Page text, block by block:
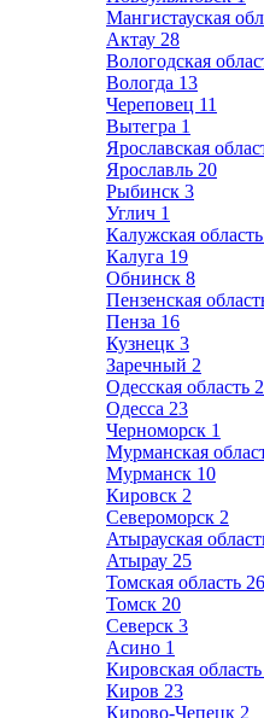
Мангистауская
Актау 28
Вологодская
Вологда 13
Череповец 11
Вытегра 1
Ярославская
Ярославль 20
Рыбинск 3
Углич 1
Калужская область
Калуга 19
Обнинск 8
Пензенская
Пенза 16
Кузнецк 3
Заречный 2
Одесская область
Одесса 23
Черноморск 1
Мурманская
Мурманск 10
Кировск 2
Североморск 2
Атырауская
Атырау 25
Томская область 26
Томск 20
Северск 3
Асино 1
Кировская область
Киров 23
Кирово-Чепецк 2